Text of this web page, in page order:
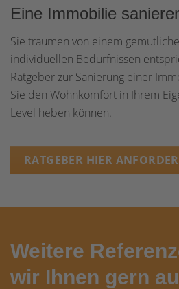
Eine Immobilie
Sie träumen von einem
individuellen Bedürfnissen
Ratgeber zur Sanierung einer
Sie den Wohnkomfort in Ihrem
Level heben können.
RATGEBER HIER
Weitere
wir Ihnen gern